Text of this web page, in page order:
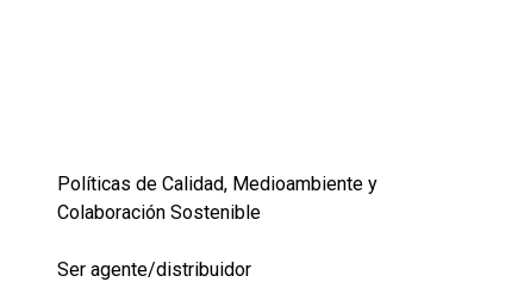
Políticas de Calidad, Medioambiente y
Colaboración Sostenible
Ser agente/distribuidor